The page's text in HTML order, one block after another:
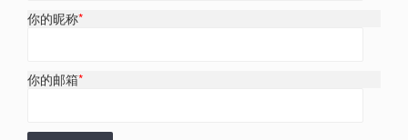
你的昵称*
你的邮箱*